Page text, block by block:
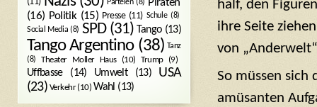
half, den
ihre Seite
von
So müssen
amüsanten
(16) Politik(15) Presse(11) Schule(8)
Social Media (8) SPD(31) Tango(13)
Tango Argentino(38) Tanz
(8)
Theater Moller Haus(10) Trump(9)
Uffbasse(14) Umwelt(13)
USA
(23) Verkehr(10) Wahl (13)